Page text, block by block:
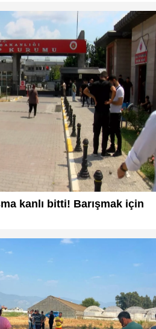
kanlı bitti! Barışmak için